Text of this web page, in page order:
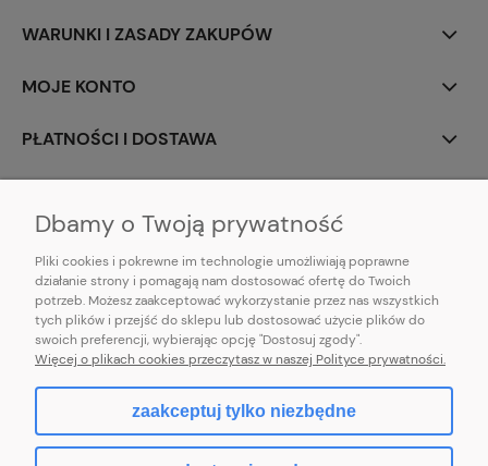
WARUNKI I ZASADY ZAKUPÓW
MOJE KONTO
PŁATNOŚCI I DOSTAWA
E-mail:pl101sukienek@gmail.com
101sukienek.pl
ul. Piotrkowska 317/11, Łódź 93-035, woj. łódzkie
pokaż pełną wersję strony
Dbamy o Twoją prywatność
Pliki cookies i pokrewne im technologie umożliwiają poprawne
działanie strony i pomagają nam dostosować ofertę do Twoich
potrzeb. Możesz zaakceptować wykorzystanie przez nas wszystkich
tych plików i przejść do sklepu lub dostosować użycie plików do
swoich preferencji, wybierając opcję "Dostosuj zgody".
Więcej o plikach cookies przeczytasz w naszej Polityce prywatności.
zaakceptuj tylko niezbędne